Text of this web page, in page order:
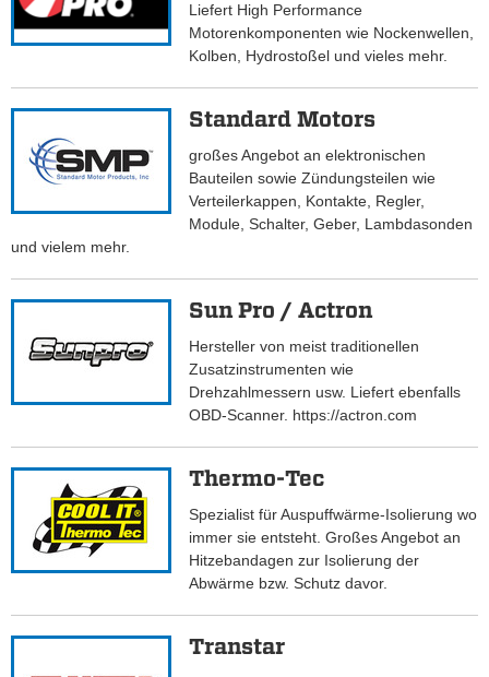
Liefert High Performance
Motorenkomponenten wie Nockenwellen,
Kolben, Hydrostoßel und vieles mehr.
Standard Motors
großes Angebot an elektronischen
Bauteilen sowie Zündungsteilen wie
Verteilerkappen, Kontakte, Regler,
Module, Schalter, Geber, Lambdasonden
und vielem mehr.
Sun Pro / Actron
Hersteller von meist traditionellen
Zusatzinstrumenten wie
Drehzahlmessern usw. Liefert ebenfalls
OBD-Scanner. https://actron.com
Thermo-Tec
Spezialist für Auspuffwärme-Isolierung wo
immer sie entsteht. Großes Angebot an
Hitzebandagen zur Isolierung der
Abwärme bzw. Schutz davor.
Transtar